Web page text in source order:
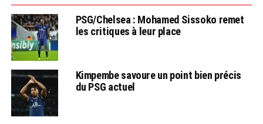
PSG/Chelsea : Mohamed Sissoko remet
les critiques à leur place
Kimpembe savoure un point bien précis
du PSG actuel